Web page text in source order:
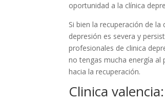
oportunidad a la clínica
Si bien la recuperación de
depresión es severa y
profesionales de clinica
no tengas mucha energía
hacia la recuperación.
Clinica